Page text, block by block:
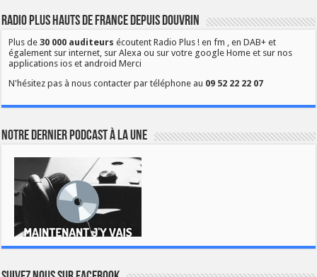
Radio Plus Hauts de France depuis Douvrin
Plus de30 000 auditeurs écoutent Radio Plus ! en fm , en DAB+ et
également sur internet, sur Alexa ou sur votre google Home et sur nos
applications ios et android Merci
N'hésitez pas à nous contacter par téléphone au 09 52 22 22 07
Notre dernier podcast à la une